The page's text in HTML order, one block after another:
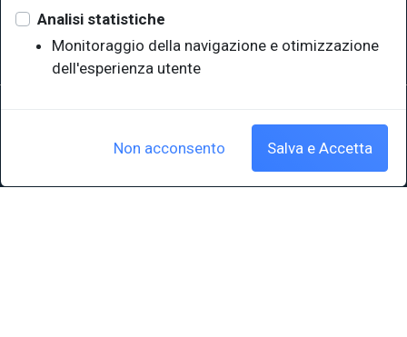
EUT in cifre
P.IVA 00211830328 - C.F. 80013890324 - P.E.C.: ateneo@pec.units.it
Analisi statistiche
Monitoraggio della navigazione e otimizzazione
dell'esperienza utente
Non acconsento Salva e Accetta